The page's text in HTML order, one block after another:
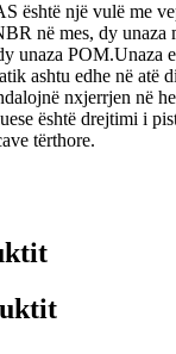
është një vulë me
në mes, dy unaza
unaza POM.Unaza
ashtu edhe në atë
nxjerrjen në
është drejtimi i
tërthore.